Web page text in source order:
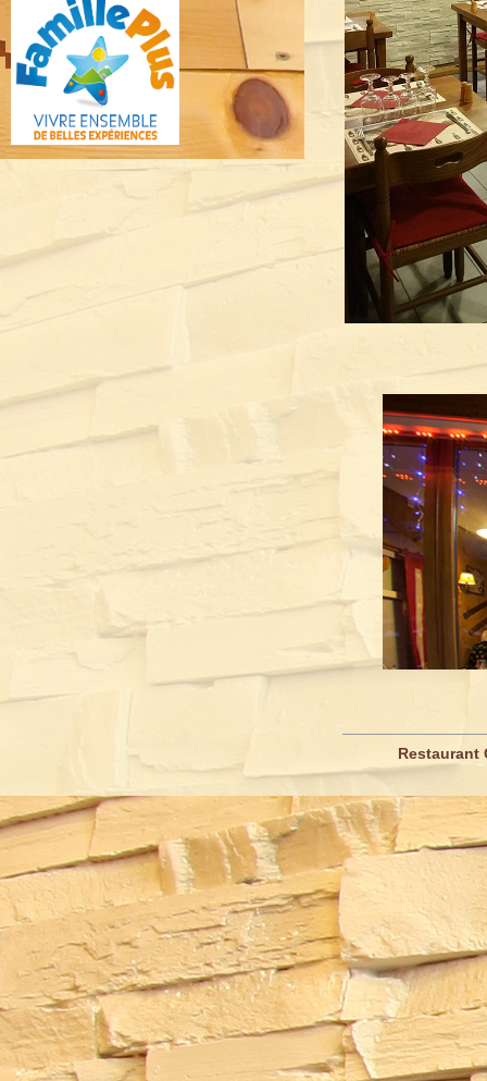
Restaurant